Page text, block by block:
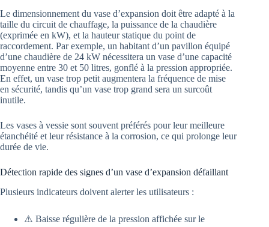
Le dimensionnement du vase d’expansion doit être adapté à la
taille du circuit de chauffage, la puissance de la chaudière
(exprimée en kW), et la hauteur statique du point de
raccordement. Par exemple, un habitant d’un pavillon équipé
d’une chaudière de 24 kW nécessitera un vase d’une capacité
moyenne entre 30 et 50 litres, gonflé à la pression appropriée.
En effet, un vase trop petit augmentera la fréquence de mise
en sécurité, tandis qu’un vase trop grand sera un surcoût
inutile.
Les vases à vessie sont souvent préférés pour leur meilleure
étanchéité et leur résistance à la corrosion, ce qui prolonge leur
durée de vie.
Détection rapide des signes d’un vase d’expansion défaillant
Plusieurs indicateurs doivent alerter les utilisateurs :
⚠️ Baisse régulière de la pression affichée sur le